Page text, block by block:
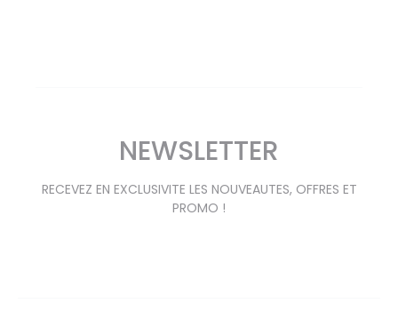
NEWSLETTER
RECEVEZ EN EXCLUSIVITE LES NOUVEAUTES, OFFRES ET
PROMO !